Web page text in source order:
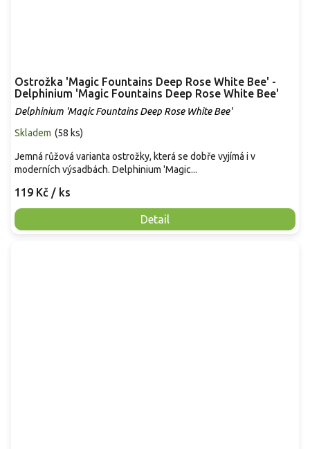
Ostrožka 'Magic Fountains Deep Rose White Bee' -
Delphinium 'Magic Fountains Deep Rose White Bee'
Delphinium 'Magic Fountains Deep Rose White Bee'
Skladem (58 ks)
119 Kč / ks
Detail
Jemná růžová varianta ostrožky, která se dobře vyjímá i v
moderních výsadbách. Delphinium 'Magic...